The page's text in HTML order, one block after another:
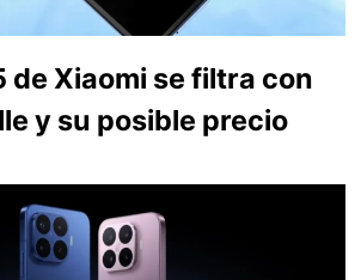
de Xiaomi se filtra con
y su posible precio